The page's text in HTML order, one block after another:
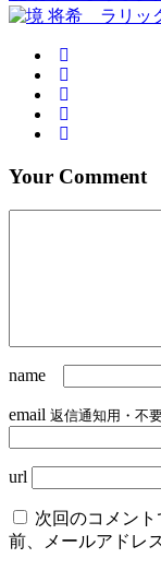
Your Comment
name
email 返信通知用・不
url
次回のコメン
前、メールアドレ